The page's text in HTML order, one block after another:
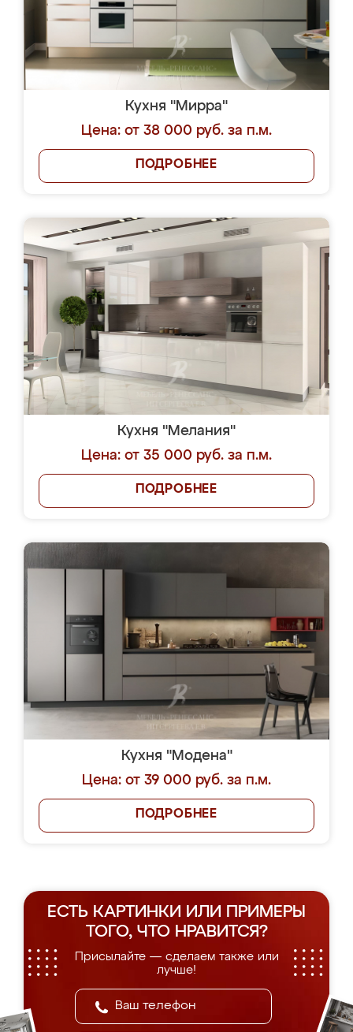
Кухня "Мирра"
Цена: от 38 000 руб. за п.м.
ПОДРОБНЕЕ
Кухня "Мелания"
Цена: от 35 000 руб. за п.м.
ПОДРОБНЕЕ
Кухня "Модена"
Цена: от 39 000 руб. за п.м.
ПОДРОБНЕЕ
ЕСТЬ КАРТИНКИ ИЛИ ПРИМЕРЫ
ТОГО, ЧТО НРАВИТСЯ?
Присылайте — сделаем также или
лучше!